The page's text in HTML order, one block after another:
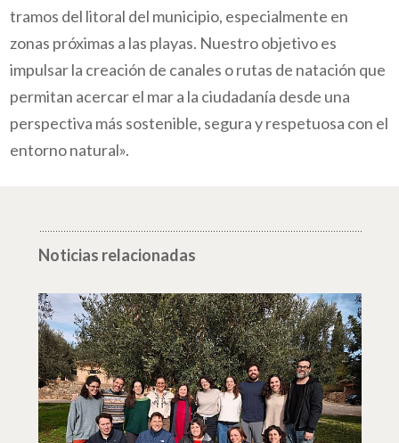
tramos del litoral del municipio, especialmente en
zonas próximas a las playas. Nuestro objetivo es
impulsar la creación de canales o rutas de natación que
permitan acercar el mar a la ciudadanía desde una
perspectiva más sostenible, segura y respetuosa con el
entorno natural».
Noticias relacionadas